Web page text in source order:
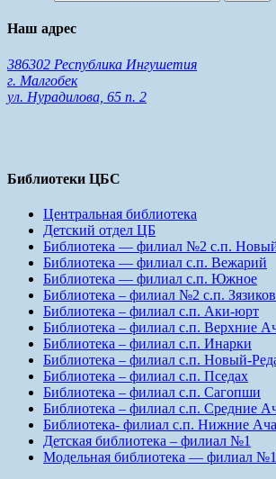
Наш адрес
386302 Республика Ингушетия
г. Малгобек
ул. Нурадилова, 65 п. 2
Библиотеки ЦБС
Центральная библиотека
Детский отдел ЦБ
Библиотека — филиал №2 с.п.
Библиотека — филиал с.п. Вежарий
Библиотека — филиал с.п. Южное
Библиотека – филиал №2 с.п.
Библиотека – филиал с.п. Аки-юрт
Библиотека – филиал с.п. Верхние
Библиотека – филиал с.п. Инарки
Библиотека – филиал с.п. Новый-
Библиотека – филиал с.п. Пседах
Библиотека – филиал с.п. Сагопши
Библиотека – филиал с.п. Средние
Библиотека- филиал с.п. Нижние
Детская библиотека – филиал №1
Модельная библиотека — филиал